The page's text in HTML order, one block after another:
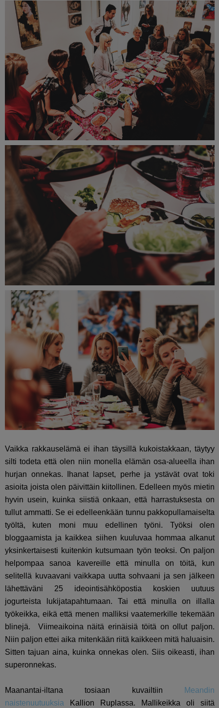
Vaikka rakkauselämä ei ihan täysillä kukoistakkaan, täytyy
silti todeta että olen niin monella elämän osa-alueella ihan
hurjan onnekas. Ihanat lapset, perhe ja ystävät ovat toki
asioita joista olen päivittäin kiitollinen. Edelleen myös mietin
hyvin usein, kuinka siistiä onkaan, että harrastuksesta on
tullut ammatti. Se ei edelleenkään tunnu pakkopullamaiselta
työltä, kuten moni muu edellinen työni. Työksi olen
bloggaamista ja kaikkea siihen kuuluvaa hommaa alkanut
yksinkertaisesti kuitenkin kutsumaan työn teoksi. On paljon
helpompaa sanoa kavereille että minulla on töitä, kun
selitellä kuvaavani vaikkapa uutta sohvaani ja sen jälkeen
lähettäväni 25 ideointisähköpostia koskien uutuus
jogurteista lukijatapahtumaan. Tai että minulla on illalla
työkeikka, eikä että menen malliksi vaatemerkille tekemään
blinejä. Viimeaikoina näitä erinäisiä töitä on ollut paljon.
Niin paljon ettei aika mitenkään riitä kaikkeen mitä haluaisin.
Sitten tajuan aina, kuinka onnekas olen. Siis oikeasti, ihan
superonnekas.
Maanantai-iltana tosiaan kuvailtiin
Meandin
naistenuutuuksia Kallion Ruplassa. Mallikeikka oli siitä